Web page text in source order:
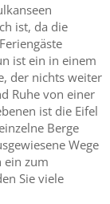
ist, da die
ist ein in einem
der nichts weiter
Ruhe von einer
ist die Eifel
Berge
Wege
ein zum
Sie viele